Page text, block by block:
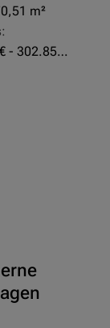
m²
244.734,00 € - 302.855,00 €